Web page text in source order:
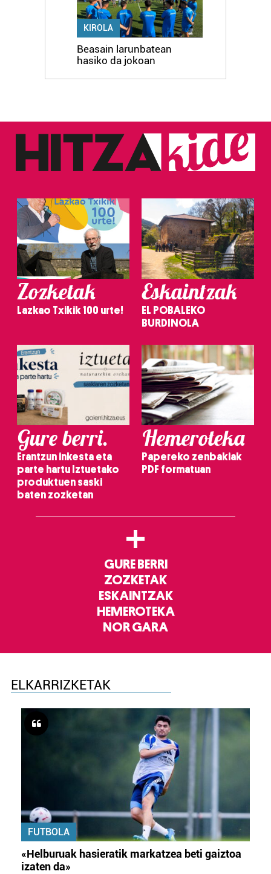
KIROLA
Beasain larunbatean
hasiko da jokoan
Zozketak
Lazkao Txikik 100 urte!
Eskaintzak
EL POBALEKO
BURDINOLA
Gure berri.
Erantzun inkesta eta
parte hartu Iztuetako
produktuen saski
baten zozketan
Hemeroteka
Papereko zenbakiak
PDF formatuan
+
GURE BERRI
ZOZKETAK
ESKAINTZAK
HEMEROTEKA
NOR GARA
ELKARRIZKETAK
FUTBOLA
«Helburuak hasieratik markatzea beti gaiztoa
izaten da»